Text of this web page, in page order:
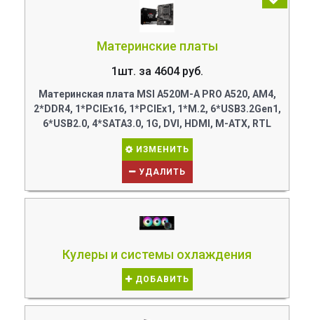
Материнские платы
1шт. за 4604 руб.
Материнская плата MSI A520M-A PRO A520, AM4,
2*DDR4, 1*PCIEx16, 1*PCIEx1, 1*M.2, 6*USB3.2Gen1,
6*USB2.0, 4*SATA3.0, 1G, DVI, HDMI, M-ATX, RTL
ИЗМЕНИТЬ
УДАЛИТЬ
Кулеры и системы охлаждения
ДОБАВИТЬ